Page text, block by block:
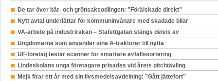
De tar över bär- och grönsaksodlingen: ”Förälskade direkt”
Nytt avtal underlättar för kommuninvånare med skadade bilar
VA-arbete på industrirakan – Stafettgatan stängs delvis av
Ungdomarna som använder sina A-traktorer till nytta
UF-företag testar scanner för smartare avfallssortering
Lindeskolans unga företagare prisades vid årets pitchtävling
Mejk firar ett år med sin livsmedelsavdelning: ”Gått jättefort”